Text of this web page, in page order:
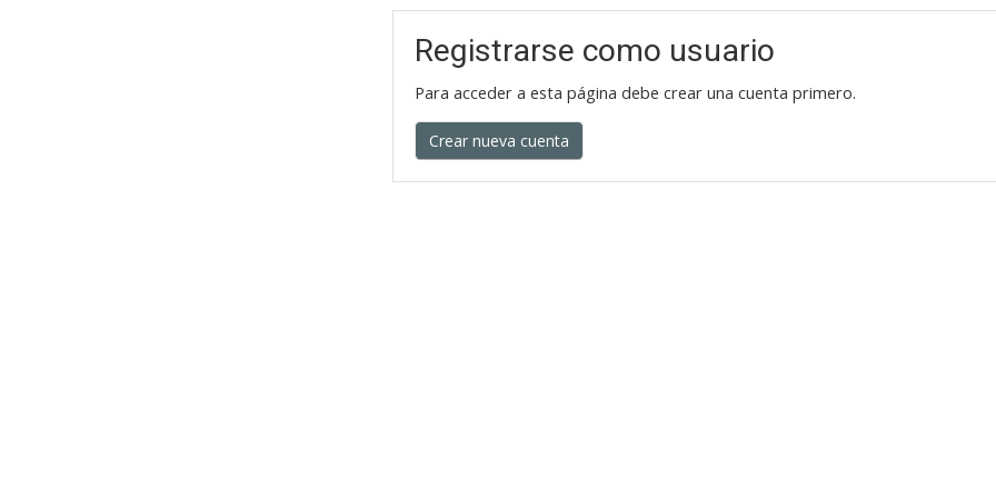
Registrarse como usuario
Para acceder a esta página debe crear una cuenta primero.
Crear nueva cuenta